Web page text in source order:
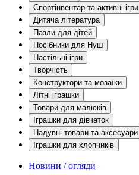
Спортінвентар та активні ігри
Дитяча література
Пазли для дітей
Посібники для Нуш
Настільні ігри
Творчість
Конструктори та мозаїки
Літні іграшки
Товари для малюків
Іграшки для дівчаток
Надувні товари та аксесуари
Іграшки для хлопчиків
Новини / огляди